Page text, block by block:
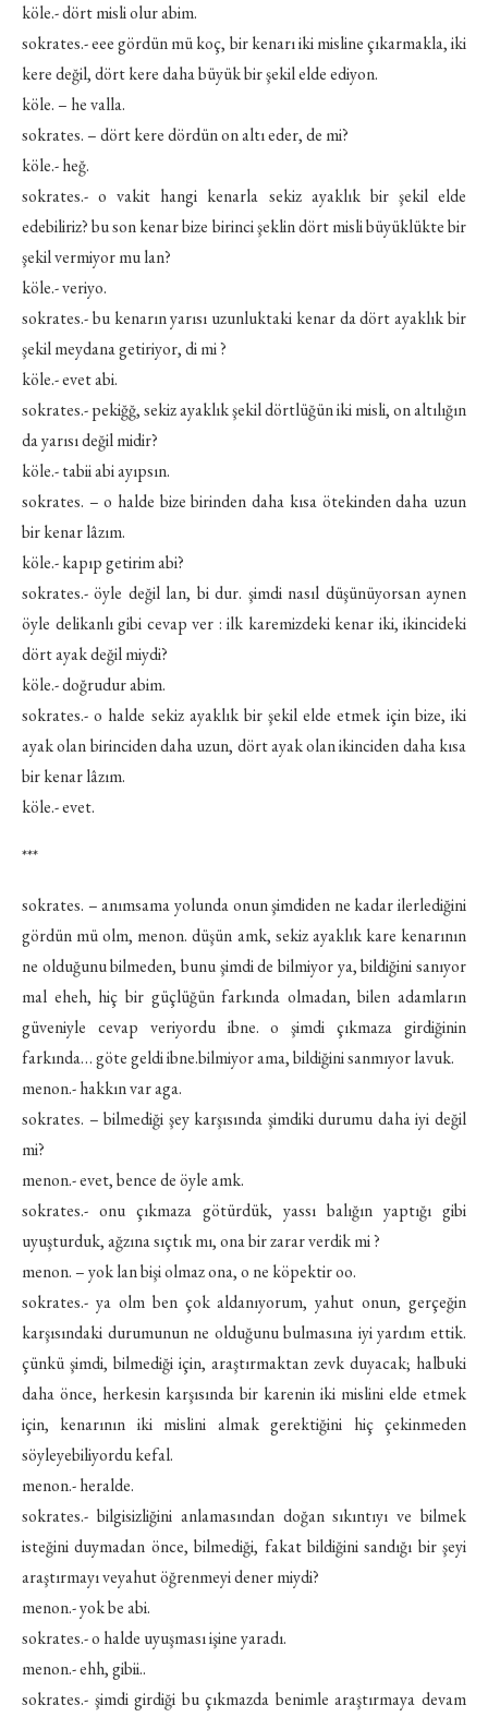
köle.- dört misli olur abim.
sokrates.- eee gördün mü koç, bir kenarı iki misline çıkarmakla, iki
kere değil, dört kere daha büyük bir şekil elde ediyon.
köle. – he valla.
sokrates. – dört kere dördün on altı eder, de mi?
köle.- heğ.
sokrates.- o vakit hangi kenarla sekiz ayaklık bir şekil elde
edebiliriz? bu son kenar bize birinci şeklin dört misli büyüklükte bir
şekil vermiyor mu lan?
köle.- veriyo.
sokrates.- bu kenarın yarısı uzunluktaki kenar da dört ayaklık bir
şekil meydana getiriyor, di mi ?
köle.- evet abi.
sokrates.- pekiğğ, sekiz ayaklık şekil dörtlüğün iki misli, on altılığın
da yarısı değil midir?
köle.- tabii abi ayıpsın.
sokrates. – o halde bize birinden daha kısa ötekinden daha uzun
bir kenar lâzım.
köle.- kapıp getirim abi?
sokrates.- öyle değil lan, bi dur. şimdi nasıl düşünüyorsan aynen
öyle delikanlı gibi cevap ver : ilk karemizdeki kenar iki, ikincideki
dört ayak değil miydi?
köle.- doğrudur abim.
sokrates.- o halde sekiz ayaklık bir şekil elde etmek için bize, iki
ayak olan birinciden daha uzun, dört ayak olan ikinciden daha kısa
bir kenar lâzım.
köle.- evet.
***
sokrates. – anımsama yolunda onun şimdiden ne kadar ilerlediğini
gördün mü olm, menon. düşün amk, sekiz ayaklık kare kenarının
ne olduğunu bilmeden, bunu şimdi de bilmiyor ya, bildiğini sanıyor
mal eheh, hiç bir güçlüğün farkında olmadan, bilen adamların
güveniyle cevap veriyordu ibne. o şimdi çıkmaza girdiğinin
farkında… göte geldi ibne.bilmiyor ama, bildiğini sanmıyor lavuk.
menon.- hakkın var aga.
sokrates. – bilmediği şey karşısında şimdiki durumu daha iyi değil
mi?
menon.- evet, bence de öyle amk.
sokrates.- onu çıkmaza götürdük, yassı balığın yaptığı gibi
uyuşturduk, ağzına sıçtık mı, ona bir zarar verdik mi ?
menon. – yok lan bişi olmaz ona, o ne köpektir oo.
sokrates.- ya olm ben çok aldanıyorum, yahut onun, gerçeğin
karşısındaki durumunun ne olduğunu bulmasına iyi yardım ettik.
çünkü şimdi, bilmediği için, araştırmaktan zevk duyacak; halbuki
daha önce, herkesin karşısında bir karenin iki mislini elde etmek
için, kenarının iki mislini almak gerektiğini hiç çekinmeden
söyleyebiliyordu kefal.
menon.- heralde.
sokrates.- bilgisizliğini anlamasından doğan sıkıntıyı ve bilmek
isteğini duymadan önce, bilmediği, fakat bildiğini sandığı bir şeyi
araştırmayı veyahut öğrenmeyi dener miydi?
menon.- yok be abi.
sokrates.- o halde uyuşması işine yaradı.
menon.- ehh, gibii..
sokrates.- şimdi girdiği bu çıkmazda benimle araştırmaya devam